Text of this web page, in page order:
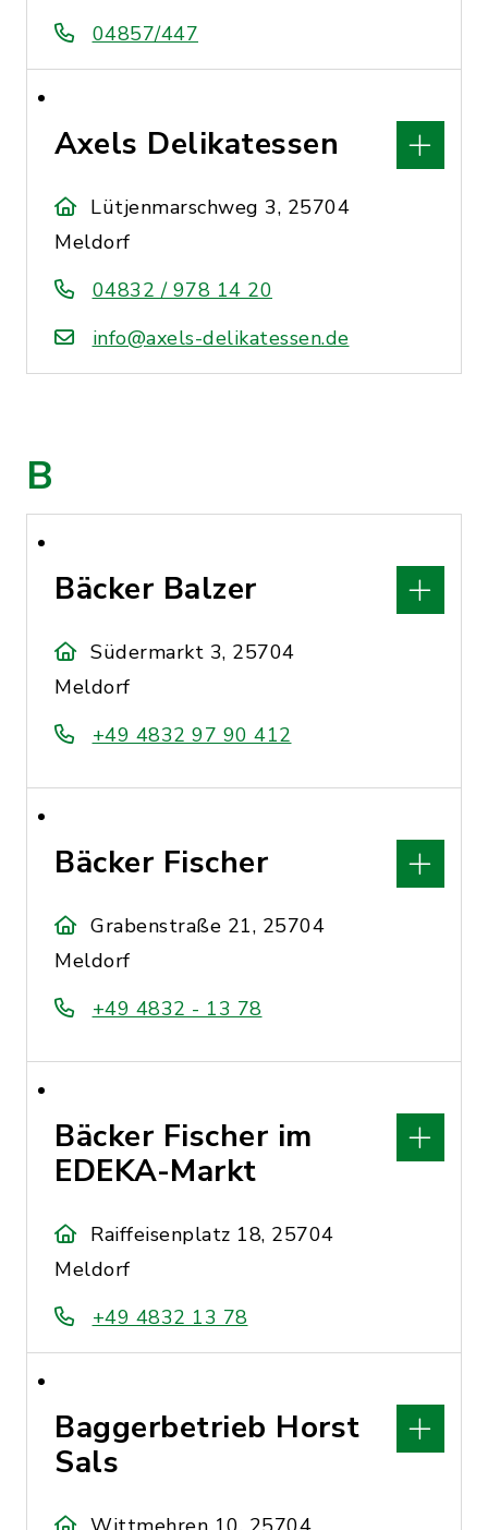
04857/447
Axels Delikatessen
Lütjenmarschweg 3, 25704
Meldorf
04832 / 978 14 20
info@axels-delikatessen.de
B
Bäcker Balzer
Südermarkt 3, 25704
Meldorf
+49 4832 97 90 412
Bäcker Fischer
Grabenstraße 21, 25704
Meldorf
+49 4832 - 13 78
Bäcker Fischer im
EDEKA-Markt
Raiffeisenplatz 18, 25704
Meldorf
+49 4832 13 78
Baggerbetrieb Horst
Sals